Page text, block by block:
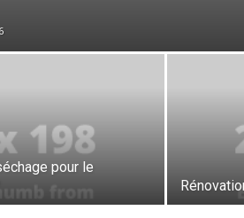
pour le